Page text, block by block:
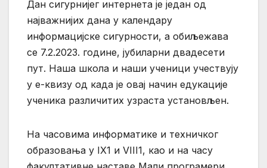
Дан сигурнијег интернета је један од
најважнијих дана у календару
информацијске сигурности, а обиљежава
се 7.2.2023. године, јубиларни двадесети
пут. Наша школа и наши ученици учествују
у е-квизу од када је овај начин едукације
ученика различитих узраста установљен.
На часовима информатике и техничког
образовања у IX1 и VIII1, као и на часу